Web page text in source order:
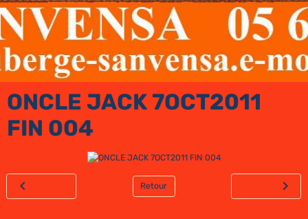
ONCLE JACK 7OCT2011
FIN 004
Retour